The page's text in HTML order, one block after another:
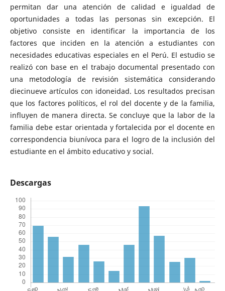
permitan dar una atención de calidad e igualdad de
oportunidades a todas las personas sin excepción. El
objetivo consiste en identificar la importancia de los
factores que inciden en la atención a estudiantes con
necesidades educativas especiales en el Perú. El estudio se
realizó con base en el trabajo documental presentado con
una metodología de revisión sistemática considerando
diecinueve artículos con idoneidad. Los resultados precisan
que los factores políticos, el rol del docente y de la familia,
influyen de manera directa. Se concluye que la labor de la
familia debe estar orientada y fortalecida por el docente en
correspondencia biunívoca para el logro de la inclusión del
estudiante en el ámbito educativo y social.
Descargas